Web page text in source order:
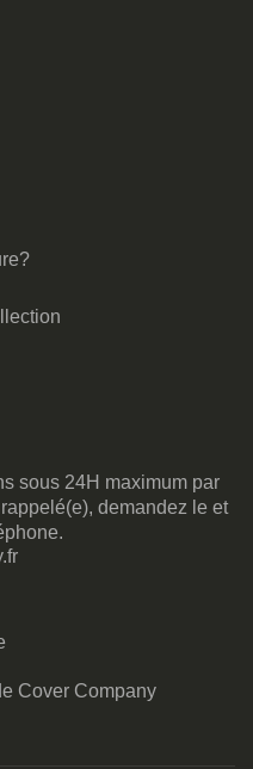
sous 24H maximum par
demandez le et
Cover Company